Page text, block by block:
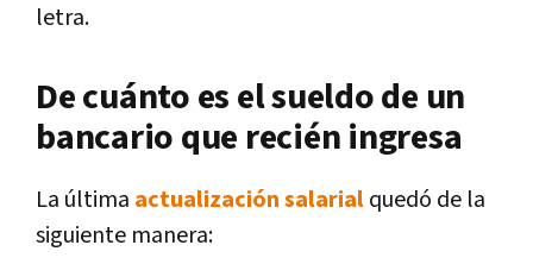
letra.
De cuánto es el sueldo de un
bancario que recién ingresa
La última actualización salarialquedó de la
siguiente manera: